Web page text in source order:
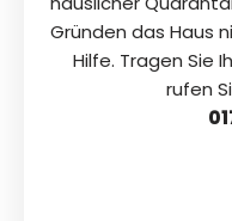
Gründen das Haus
Hilfe. Tragen Sie
rufen